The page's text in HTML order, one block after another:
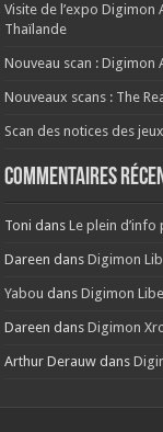
Visite de l’expo Digimon
Thaïlande
Nouveau scan : Digimon
Nouveaux scans : The
Scan des notices des
Commentaires
Toni dansLe plein
Dareen dansDigimon
Yabou dansDigimon
Dareen dansDigimon
Arthur Derauw dans